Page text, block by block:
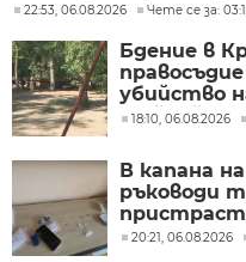
22:53, 06.08.2026 Чете се за:
Бдение в
убийство
18:10, 06.08.2026
В капана
ръководи
20:21, 06.08.2026